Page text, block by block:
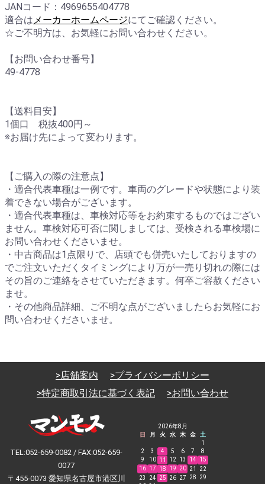
JANコード：4969655404778
適合は メーカーホームページにてご確認ください。
☆ご不明方は、お気軽にお問い合わせください。
【お問い合わせ番号】
49-4778
【送料目安】
1個口 税抜400円～
※お届け先によって変わります。
【ご購入の際の注意点】
・適合代表車種は一例です。車両のグレードや状態により装
着できない場合がございます。
・適合代表車種は、車検対応等をお約束するものではござい
ません。車検対応可否に関しましては、受検される車検場に
お問い合わせくださいませ。
・中古商品は1点限りで、店頭でも併売いたしておりますの
でご注文いただくタイミングにより万が一売り切れの際には
その旨のご連絡をさせていただきます。何卒ご容赦ください
ませ。
・その他商品詳細、ご不明な点がございましたらお気軽にお
問い合わせくださいませ。
>店舗案内
>プライバシーポリシー
>特定商取引法に基づく表記
>お問い合わせ
TEL:052-659-0082 / FAX:052-659-
0077
〒455-0073 愛知県名古屋市港区川
2026年8月
日
月 火 水 木 金
土
1
2
3 4 5 6 7
8
9
10 11 12 13 14
15
16 17 18 19 20 21
22
23
24 25 26 27 28
29